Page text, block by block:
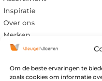
Om de beste ervaringen te
zoals cookies om informatie
Inspiratie
Over ons
Merken
Maandag:
Gesloten